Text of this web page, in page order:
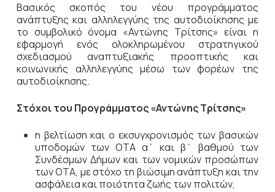
Βασικός σκοπός του νέου προγράμματος
ανάπτυξης και αλληλεγγύης της αυτοδιοίκησης με
το συμβολικό όνομα «Αντώνης Τρίτσης» είναι η
εφαρμογή ενός ολοκληρωμένου στρατηγικού
σχεδιασμού αναπτυξιακής προοπτικής και
κοινωνικής αλληλεγγύης μέσω των φορέων της
αυτοδιοίκησης.
Στόχοι του Προγράμματος «Αντώνης Τρίτσης»
η βελτίωση και ο εκσυγχρονισμός των βασικών
υποδομών των ΟΤΑ α΄ και β΄ βαθμού των
Συνδέσμων Δήμων και των νομικών προσώπων
των ΟΤΑ, με στόχο τη βιώσιμη ανάπτυξη και την
ασφάλεια και ποιότητα ζωής των πολιτών,